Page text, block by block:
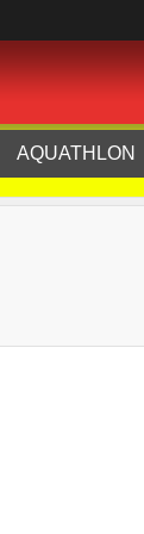
AQUATHLON